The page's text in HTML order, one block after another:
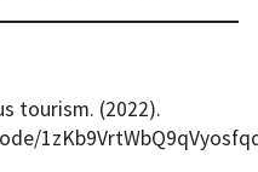
tourism. (2022).